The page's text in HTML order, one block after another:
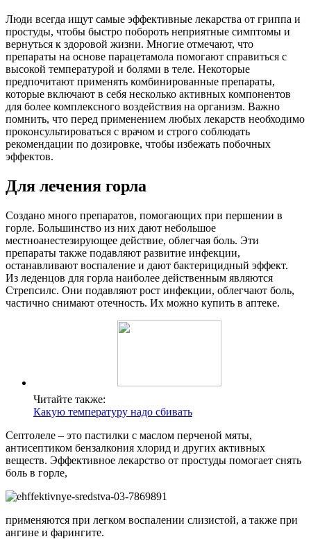
Люди всегда ищут самые эффективные лекарства от гриппа и
простуды, чтобы быстро побороть неприятные симптомы и
вернуться к здоровой жизни. Многие отмечают, что
препараты на основе парацетамола помогают справиться с
высокой температурой и болями в теле. Некоторые
предпочитают применять комбинированные препараты,
которые включают в себя несколько активных компонентов
для более комплексного воздействия на организм. Важно
помнить, что перед применением любых лекарств необходимо
проконсультироваться с врачом и строго соблюдать
рекомендации по дозировке, чтобы избежать побочных
эффектов.
Для лечения горла
Создано много препаратов, помогающих при першении в
горле. Большинство из них дают небольшое
местноанестезирующее действие, облегчая боль. Эти
препараты также подавляют развитие инфекции,
останавливают воспаление и дают бактерицидный эффект.
Из леденцов для горла наиболее действенным являются
Стрепсилс. Они подавляют рост инфекции, облегчают боль,
частично снимают отечность. Их можно купить в аптеке.
Читайте также:
Какую температуру надо сбивать
Септолеле – это пастилки с маслом перченой мяты,
антисептиком бензалкония хлорид и других активных
веществ. Эффективное лекарство от простуды помогает снять
боль в горле,
применяются при легком воспалении слизистой, а также при
ангине и фарингите.